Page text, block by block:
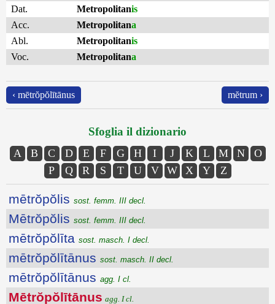
Dat.
Metropolitanis
Acc.
Metropolitana
Abl.
Metropolitanis
Voc.
Metropolitana
‹ mētrŏpŏlītānus mĕtrum ›
Sfoglia il dizionario
A B C D E F G H I J K L M N
O
P
Q R S T U V W X Y Z
mētrŏpŏlis sost. femm. III decl.
Mētrŏpŏlis sost. femm. III decl.
mētrŏpŏlīta sost. masch. I decl.
mētrŏpŏlītānus sost. masch. II decl.
mētrŏpŏlītānus agg. I cl.
Mētrŏpŏlītānus agg. I cl.